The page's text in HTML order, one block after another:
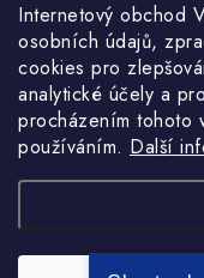
Internetový obchod
osobních údajů,
cookies pro
analytické účely a
procházením tohoto
používáním. Další
Informace pro Vás
Ceník dopravy
Kontakty
Obchodní podmínky
Podmínky ochrany